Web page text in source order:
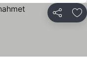
Teilen